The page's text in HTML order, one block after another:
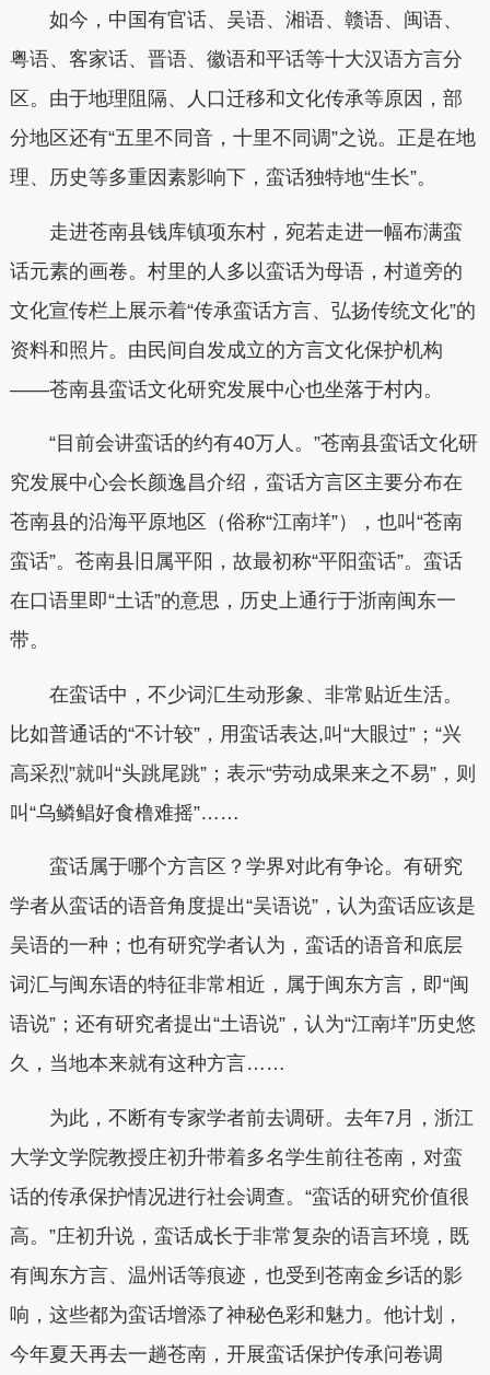
如今，中国有官话、吴语、湘语、赣语、闽语、
粤语、客家话、晋语、徽语和平话等十大汉语方言分
区。由于地理阻隔、人口迁移和文化传承等原因，部
分地区还有“五里不同音，十里不同调”之说。正是在地
理、历史等多重因素影响下，蛮话独特地“生长”。
走进苍南县钱库镇项东村，宛若走进一幅布满蛮
话元素的画卷。村里的人多以蛮话为母语，村道旁的
文化宣传栏上展示着“传承蛮话方言、弘扬传统文化”的
资料和照片。由民间自发成立的方言文化保护机构
——苍南县蛮话文化研究发展中心也坐落于村内。
“目前会讲蛮话的约有40万人。”苍南县蛮话文化研
究发展中心会长颜逸昌介绍，蛮话方言区主要分布在
苍南县的沿海平原地区（俗称“江南垟”），也叫“苍南
蛮话”。苍南县旧属平阳，故最初称“平阳蛮话”。蛮话
在口语里即“土话”的意思，历史上通行于浙南闽东一
带。
在蛮话中，不少词汇生动形象、非常贴近生活。
比如普通话的“不计较”，用蛮话表达,叫“大眼过”；“兴
高采烈”就叫“头跳尾跳”；表示“劳动成果来之不易”，则
叫“乌鳞鲳好食橹难摇”……
蛮话属于哪个方言区？学界对此有争论。有研究
学者从蛮话的语音角度提出“吴语说”，认为蛮话应该是
吴语的一种；也有研究学者认为，蛮话的语音和底层
词汇与闽东语的特征非常相近，属于闽东方言，即“闽
语说”；还有研究者提出“土语说”，认为“江南垟”历史悠
久，当地本来就有这种方言……
为此，不断有专家学者前去调研。去年7月，浙江
大学文学院教授庄初升带着多名学生前往苍南，对蛮
话的传承保护情况进行社会调查。“蛮话的研究价值很
高。”庄初升说，蛮话成长于非常复杂的语言环境，既
有闽东方言、温州话等痕迹，也受到苍南金乡话的影
响，这些都为蛮话增添了神秘色彩和魅力。他计划，
今年夏天再去一趟苍南，开展蛮话保护传承问卷调